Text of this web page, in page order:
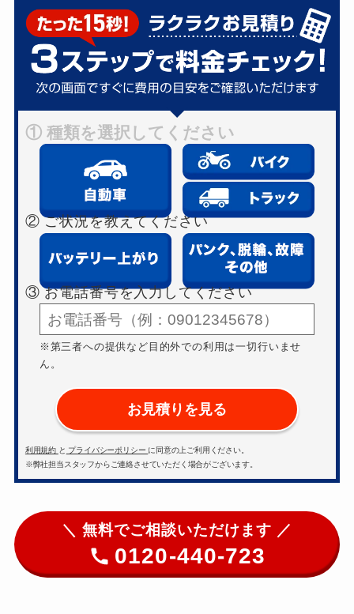
① 種類を選択してください
② ご状況を教えてください
③ お電話番号を入力してください
※第三者への提供など目的外での利用は一切行いませ
ん。
お見積りを見る
利用規約 と プライバシーポリシー に同意の上ご利用ください。
※弊社担当スタッフからご連絡させていただく場合がございます。
＼ 無料でご相談いただけます ／
0120-440-723